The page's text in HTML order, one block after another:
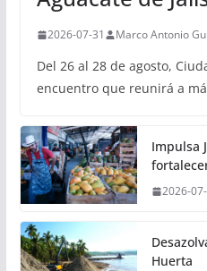
2026-07-31 Marco Antonio
Del 26 al 28 de agosto,
encuentro que reunirá a
Impulsa
2026-
Huerta